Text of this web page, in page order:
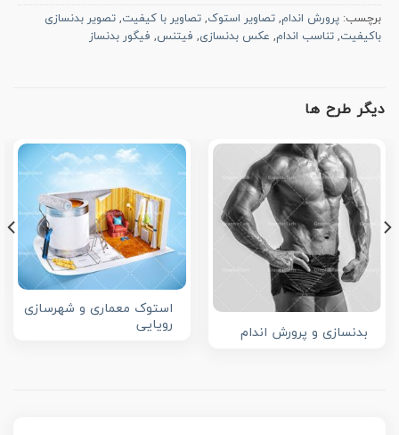
برچسب: پرورش اندام, تصاویر استوک, تصاویر با کیفیت, تصویر بدنسازی
باکیفیت, تناسب اندام, عکس بدنسازی, فیتنس, فیگور بدنساز
دیگر طرح ها
بدنسازی و پرورش اندام
استوک معماری و شهرسازی
رویایی